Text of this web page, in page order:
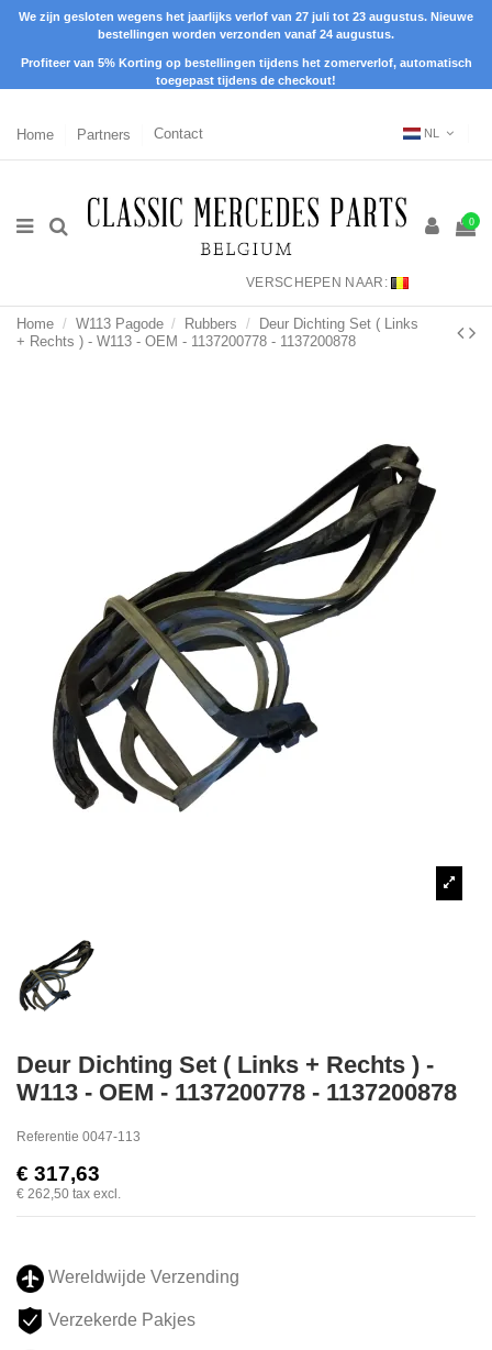
We zijn gesloten wegens het jaarlijks verlof van 27 juli tot 23 augustus. Nieuwe
bestellingen worden verzonden vanaf 24 augustus.
Profiteer van 5% Korting op bestellingen tijdens het zomerverlof, automatisch
toegepast tijdens de checkout!
Home Partners Contact NL
0
VERSCHEPEN NAAR:
Home W113 Pagode Rubbers
Deur Dichting Set ( Links
+ Rechts ) - W113 - OEM - 1137200778 - 1137200878
Deur Dichting Set ( Links + Rechts ) -
W113 - OEM - 1137200778 - 1137200878
Referentie 0047-113
€ 317,63
€ 262,50 tax excl.
Wereldwijde Verzending
Verzekerde Pakjes